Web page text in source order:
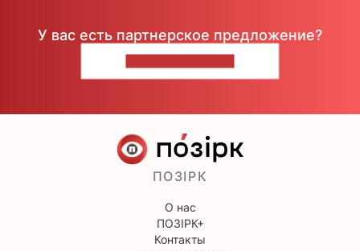
У вас есть партнерское предложение?
ПОЗІРК
О нас
ПОЗІРК+
Контакты